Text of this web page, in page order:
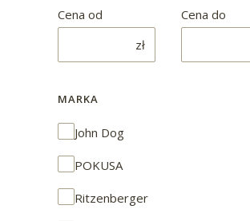
Cena od
zł
Cena do
MARKA
Marka
John Dog
POKUSA
Ritzenberger